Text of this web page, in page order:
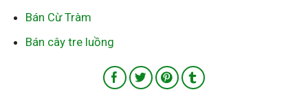
Bán Cừ Tràm
Bán cây tre luồng